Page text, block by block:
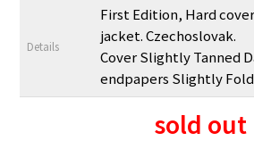
Details
First Edition, Hard
jacket. Czechoslovak.
Cover Slightly Tanned
endpapers Slightly
sold out